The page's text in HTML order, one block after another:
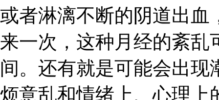
或者淋漓不断的阴道出血
来一次，这种月经的紊乱
间。还有就是可能会出
烦意乱和情绪上、心理上